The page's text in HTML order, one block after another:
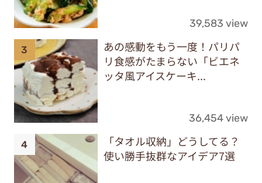
39,583 view
あの感動をもう一度！パリパ
リ食感がたまらない「ビエネ
ッタ風アイスケーキ...
36,454 view
「タオル収納」どうしてる？
使い勝手抜群なアイデア7選